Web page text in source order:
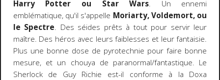
Harry Potter ou Star Wars. Un ennemi
emblématique, qu'il s'appelle Moriarty, Voldemort, ou
le Spectre. Des séides prêts à tout pour servir leur
maître. Des héros avec leurs faiblesses et leur fantaisie.
Plus une bonne dose de pyrotechnie pour faire bonne
mesure, et un chouya de paranormal/fantastique. Le
Sherlock de Guy Richie est-il conforme à la Doxa